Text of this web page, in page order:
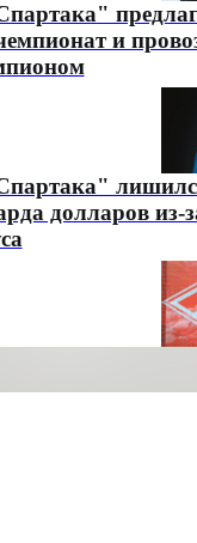
и
долларов из-